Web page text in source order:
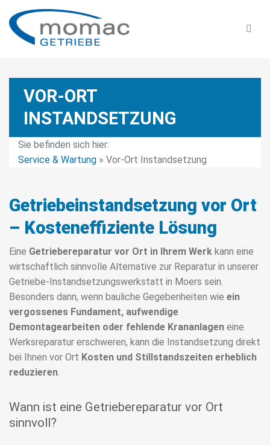
VOR-ORT
INSTANDSETZUNG
Sie befinden sich hier:
Service & Wartung » Vor-Ort Instandsetzung
Getriebeinstandsetzung vor Ort
– Kosteneffiziente Lösung
Eine Getriebereparatur vor Ort in Ihrem Werk kann eine
wirtschaftlich sinnvolle Alternative zur Reparatur in unserer
Getriebe-Instandsetzungswerkstatt in Moers sein.
Besonders dann, wenn bauliche Gegebenheiten wie ein
vergossenes Fundament, aufwendige
Demontagearbeiten oder fehlende Krananlagen eine
Werksreparatur erschweren, kann die Instandsetzung direkt
bei Ihnen vor Ort Kosten und Stillstandszeiten erheblich
reduzieren.
Wann ist eine Getriebereparatur vor Ort
sinnvoll?